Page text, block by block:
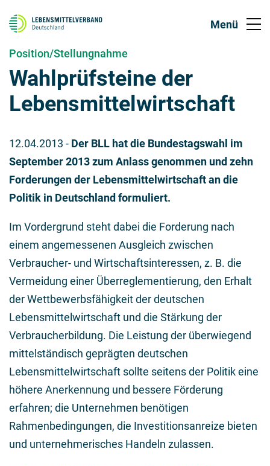
Position/Stellungnahme
Wahlprüfsteine der
Lebensmittelwirtschaft
12.04.2013 - Der BLL hat die Bundestagswahl im
September 2013 zum Anlass genommen und zehn
Forderungen der Lebensmittelwirtschaft an die
Politik in Deutschland formuliert.
Im Vordergrund steht dabei die Forderung nach
einem angemessenen Ausgleich zwischen
Verbraucher- und Wirtschaftsinteressen, z. B. die
Vermeidung einer Überreglementierung, den Erhalt
der Wettbewerbsfähigkeit der deutschen
Lebensmittelwirtschaft und die Stärkung der
Verbraucherbildung. Die Leistung der überwiegend
mittelständisch geprägten deutschen
Lebensmittelwirtschaft sollte seitens der Politik eine
höhere Anerkennung und bessere Förderung
erfahren; die Unternehmen benötigen
Rahmenbedingungen, die Investitionsanreize bieten
und unternehmerisches Handeln zulassen.